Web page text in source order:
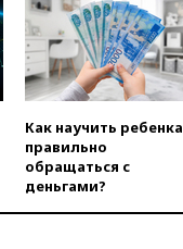
Как научить ребенка
правильно
обращаться с
деньгами?